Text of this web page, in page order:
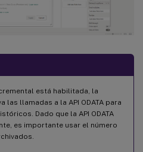
está habilitada, la
las llamadas a la API ODATA para
Dado que la API ODATA
es importante usar el número